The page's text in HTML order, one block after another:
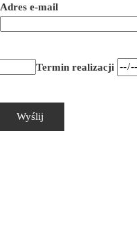
Adres e-mail
Termin realizacji